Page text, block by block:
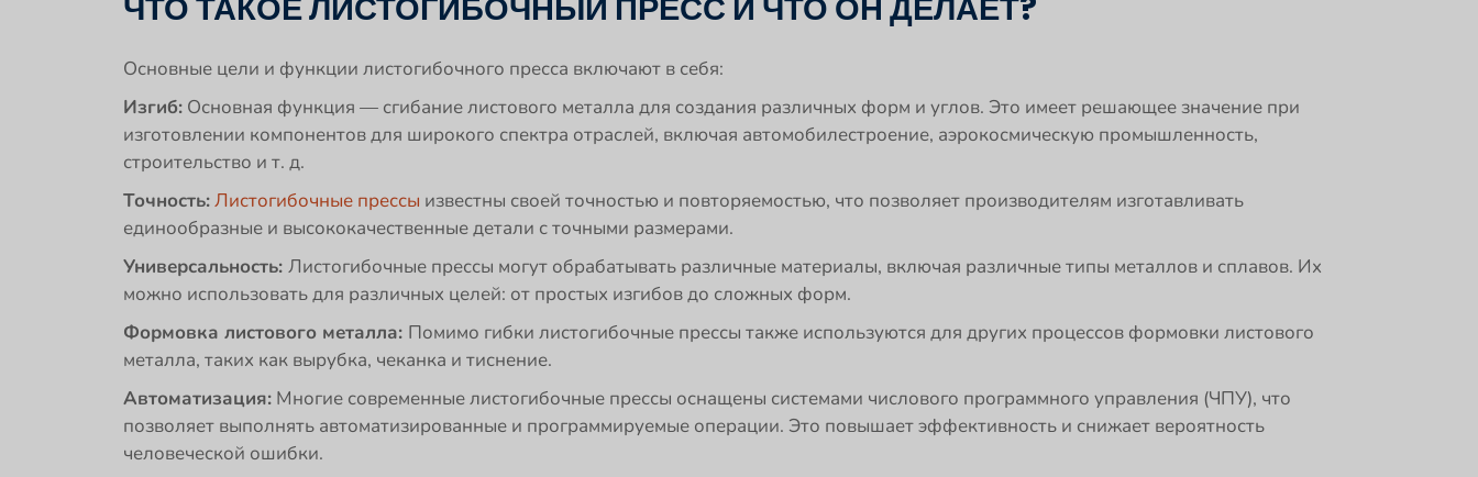
ЧТО ТАКОЕ ЛИСТОГИБОЧНЫЙ ПРЕСС И ЧТО ОН ДЕЛАЕТ?
Основные цели и функции листогибочного пресса включают в себя:
Изгиб: Основная функция — сгибание листового металла для создания различных форм и углов. Это имеет решающее значение при
изготовлении компонентов для широкого спектра отраслей, включая автомобилестроение, аэрокосмическую промышленность,
строительство и т. д.
Точность:Листогибочные прессы известны своей точностью и повторяемостью, что позволяет производителям изготавливать
единообразные и высококачественные детали с точными размерами.
Универсальность: Листогибочные прессы могут обрабатывать различные материалы, включая различные типы металлов и сплавов. Их
можно использовать для различных целей: от простых изгибов до сложных форм.
Формовка листового металла: Помимо гибки листогибочные прессы также используются для других процессов формовки листового
металла, таких как вырубка, чеканка и тиснение.
Автоматизация: Многие современные листогибочные прессы оснащены системами числового программного управления (ЧПУ), что
позволяет выполнять автоматизированные и программируемые операции. Это повышает эффективность и снижает вероятность
человеческой ошибки.